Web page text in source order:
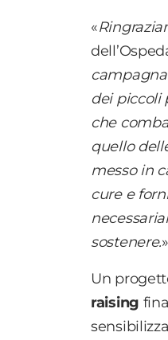
«
dei piccoli
che
quello
messo in
cure e
sostenere.»
Un
raising